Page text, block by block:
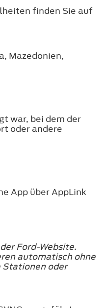
finden Sie auf
Mazedonien,
war, bei dem der
oder andere
App über AppLink
Ford-Website.
automatisch ohne
Stationen oder